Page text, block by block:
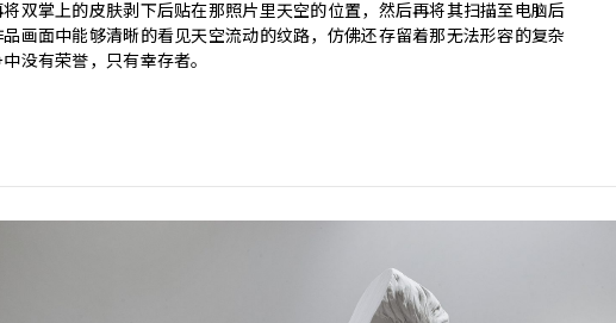
双掌上的皮肤剥下后贴在那照片里天空的位置，然后再将其扫描至电脑后
画面中能够清晰的看见天空流动的纹路，仿佛还存留着那无法形容的复杂
没有荣誉，只有幸存者。